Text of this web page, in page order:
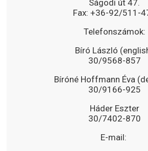
Ságodi út 47.
Fax: +36-92/511-
Telefonszámok:
Bíró László
30/9568-857
Bíróné Hoffmann Éva
30/9166-925
Háder Eszter
30/7402-870
E-mail: